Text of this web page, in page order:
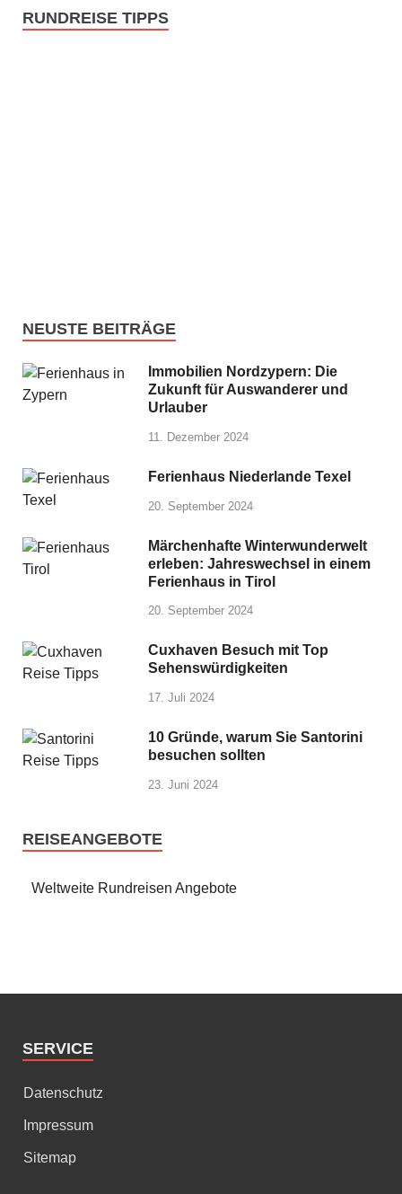
RUNDREISE TIPPS
NEUSTE BEITRÄGE
Immobilien Nordzypern: Die
Zukunft für Auswanderer und
Urlauber
11. Dezember 2024
Ferienhaus Niederlande Texel
20. September 2024
Märchenhafte Winterwunderwelt
erleben: Jahreswechsel in einem
Ferienhaus in Tirol
20. September 2024
Cuxhaven Besuch mit Top
Sehenswürdigkeiten
17. Juli 2024
10 Gründe, warum Sie Santorini
besuchen sollten
23. Juni 2024
REISEANGEBOTE
Weltweite Rundreisen Angebote
SERVICE
Datenschutz
Impressum
Sitemap